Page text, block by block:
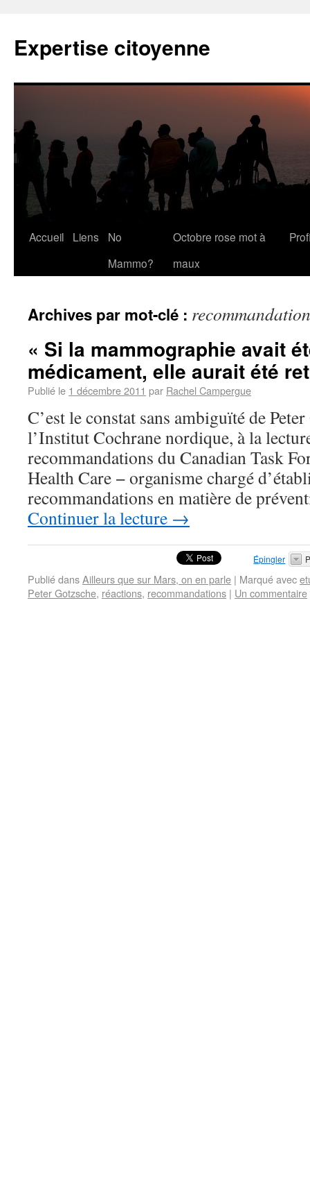
Expertise citoyenne
Accueil Liens
No
Mammo?
Octobre rose mot à
maux
Archives par mot-clé :
« Si la mammographie avait
médicament, elle aurait été
Publié le 1 décembre 2011 par Rachel Campergue
C’est le constat sans ambiguïté de
l’Institut Cochrane nordique, à la
recommandations du Canadian Task
Health Care − organisme chargé
recommandations en matière de
Continuer la lecture →
Épingler
Publié dansAilleurs que sur Mars, on en parle | Marqué avec
Peter Gotzsche, réactions, recommandations | Un commentaire